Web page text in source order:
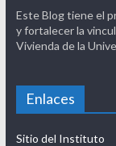
Este Blog tiene el
y fortalecer la
Vivienda de la
Enlaces
Sitio del Instituto